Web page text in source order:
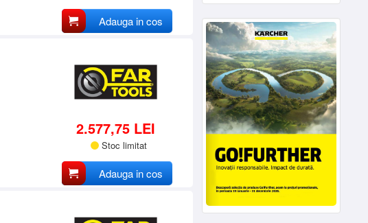
Adauga in cos
2.577,75 LEI
Stoc limitat
Adauga in cos